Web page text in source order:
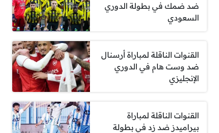
ضد ضمك في بطولة الدوري
السعودي
القنوات الناقلة لمباراة أرسنال
ضد وست هام في الدوري
الإنجليزي
القنوات الناقلة لمباراة
بيراميدز ضد زد في بطولة